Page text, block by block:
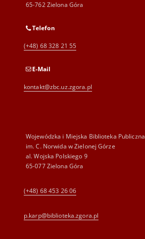
65-762 Zielona Góra
Telefon
(+48) 68 328 21 55
E-Mail
kontakt@zbc.uz.zgora.pl
Wojewódzka i Miejska Biblioteka Publiczna
im. C. Norwida w Zielonej Górze
al. Wojska Polskiego 9
65-077 Zielona Góra
(+48) 68 453 26 06
p.karp@biblioteka.zgora.pl